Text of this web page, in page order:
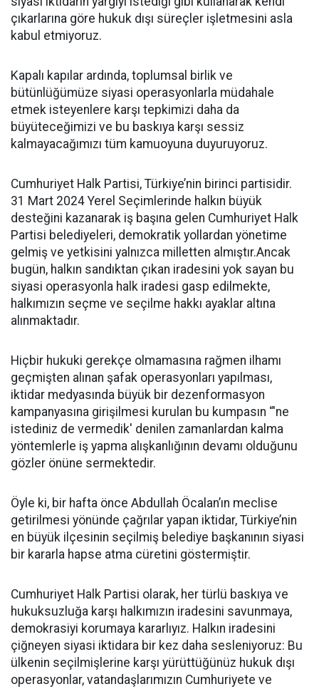
çıkarlarına göre hukuk dışı süreçler işletmesini asla
kabul etmiyoruz.
Kapalı kapılar ardında, toplumsal birlik ve
bütünlüğümüze siyasi operasyonlarla müdahale
etmek isteyenlere karşı tepkimizi daha da
büyüteceğimizi ve bu baskıya karşı sessiz
kalmayacağımızı tüm kamuoyuna duyuruyoruz.
Cumhuriyet Halk Partisi, Türkiye’nin birinci partisidir.
31 Mart 2024 Yerel Seçimlerinde halkın büyük
desteğini kazanarak iş başına gelen Cumhuriyet Halk
Partisi belediyeleri, demokratik yollardan yönetime
gelmiş ve yetkisini yalnızca milletten almıştır.Ancak
bugün, halkın sandıktan çıkan iradesini yok sayan bu
siyasi operasyonla halk iradesi gasp edilmekte,
halkımızın seçme ve seçilme hakkı ayaklar altına
alınmaktadır.
Hiçbir hukuki gerekçe olmamasına rağmen ilhamı
geçmişten alınan şafak operasyonları yapılması,
iktidar medyasında büyük bir dezenformasyon
kampanyasına girişilmesi kurulan bu kumpasın “'ne
istediniz de vermedik' denilen zamanlardan kalma
yöntemlerle iş yapma alışkanlığının devamı olduğunu
gözler önüne sermektedir.
Öyle ki, bir hafta önce Abdullah Öcalan’ın meclise
getirilmesi yönünde çağrılar yapan iktidar, Türkiye’nin
en büyük ilçesinin seçilmiş belediye başkanının siyasi
bir kararla hapse atma cüretini göstermiştir.
Cumhuriyet Halk Partisi olarak, her türlü baskıya ve
hukuksuzluğa karşı halkımızın iradesini savunmaya,
demokrasiyi korumaya kararlıyız. Halkın iradesini
çiğneyen siyasi iktidara bir kez daha sesleniyoruz: Bu
ülkenin seçilmişlerine karşı yürüttüğünüz hukuk dışı
operasyonlar, vatandaşlarımızın Cumhuriyete ve